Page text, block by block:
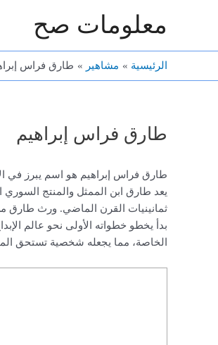
معلومات صح
الرئيسية مشاهير طارق فراس
طارق فراس إبراهيم
طارق فراس إبراهيم هو اسم يبرز في
يعد طارق ابن الممثل والمنتج
ثمانينيات القرن الماضي. ورث طارق
بدأ يخطو خطواته الأولى نحو عالم
الخاصة، مما يجعله شخصية تستحق